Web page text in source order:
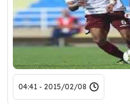
2015/02/08 - 04:41